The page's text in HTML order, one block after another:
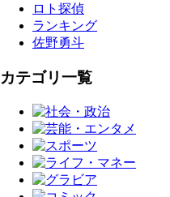
ロト探偵
ランキング
佐野勇斗
カテゴリ一覧